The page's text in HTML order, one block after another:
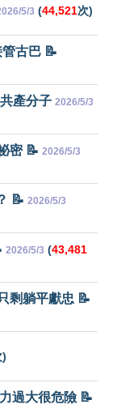
5/3 (44,521次)
古巴 📝
產分子 2026/5/3
密 📝 2026/5/3
📝 2026/5/3
2026/5/3 (43,481
剩躺平獻忠 📝
)
過大很危險 📝